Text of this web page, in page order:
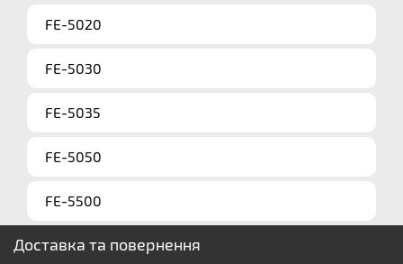
FE-5020
FE-5030
FE-5035
FE-5050
FE-5500
Доставка та повернення